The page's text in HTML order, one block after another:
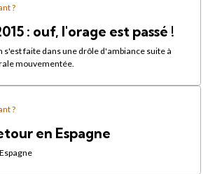
?
: ouf, l'orage est passé !
s'est faite dans une drôle d'ambiance suite à
mouvementée.
?
en Espagne